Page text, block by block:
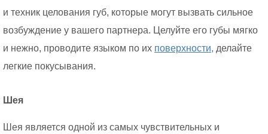
и техник целования губ, которые могут вызвать сильное
возбуждение у вашего партнера. Целуйте его губы мягко
и нежно, проводите языком по их поверхности, делайте
легкие покусывания.
Шея
Шея является одной из самых чувствительных и